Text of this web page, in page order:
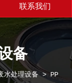
联系我们
备
水处理设备> PP